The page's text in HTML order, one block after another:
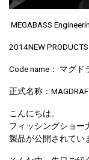
MEGABASS
2014NEW PRODUCTS
Code name： マグド
正式名称：
こんにちは。
フィッシングショー
製品が公開されてい